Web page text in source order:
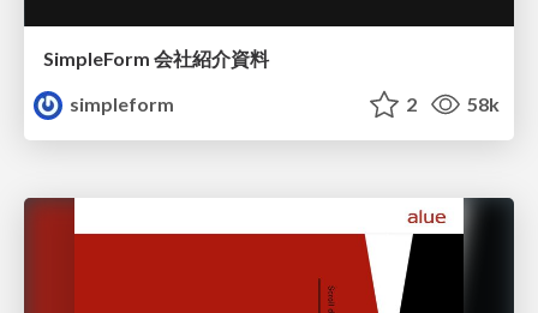
SimpleForm 会社紹介資料
simpleform
2 58k